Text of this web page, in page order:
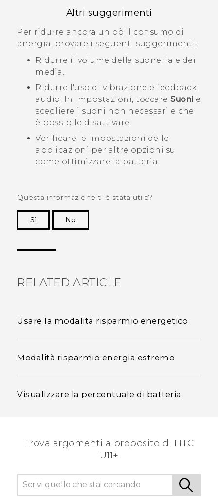
Altri suggerimenti
Per ridurre ancora un pò il consumo di
energia, provare i seguenti suggerimenti:
Ridurre il volume della suoneria e dei
media.
Ridurre l'uso di vibrazione e feedback
audio. In Impostazioni, toccare Suoni e
scegliere i suoni non necessari e che
è possibile disattivare.
Verificare le impostazioni delle
applicazioni per altre opzioni su
come ottimizzare la batteria.
Questa informazione ti è stata utile?
Sì
No
RELATED ARTICLE
Usare la modalità risparmio energetico
Modalità risparmio energia estremo
Visualizzare la percentuale di batteria
Trova argomenti a proposito di HTC
U11+